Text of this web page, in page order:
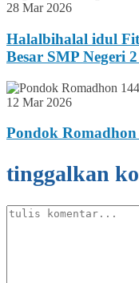
28 Mar 2026
Halalbihalal idul
Besar SMP Negeri
12 Mar 2026
Pondok
tinggalkan